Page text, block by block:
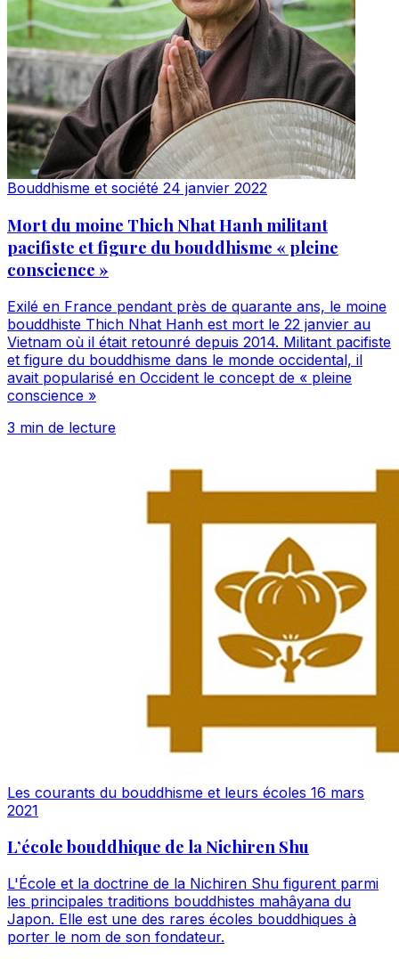
Bouddhisme et société 24 janvier 2022
Mort du moine Thich Nhat Hanh militant
pacifiste et figure du bouddhisme « pleine
conscience »
Exilé en France pendant près de quarante ans, le moine
bouddhiste Thich Nhat Hanh est mort le 22 janvier au
Vietnam où il était retounré depuis 2014. Militant pacifiste
et figure du bouddhisme dans le monde occidental, il
avait popularisé en Occident le concept de « pleine
conscience »
3 min de lecture
Les courants du bouddhisme et leurs écoles 16 mars
2021
L’école bouddhique de la Nichiren Shu
L'École et la doctrine de la Nichiren Shu figurent parmi
les principales traditions bouddhistes mahâyana du
Japon. Elle est une des rares écoles bouddhiques à
porter le nom de son fondateur.